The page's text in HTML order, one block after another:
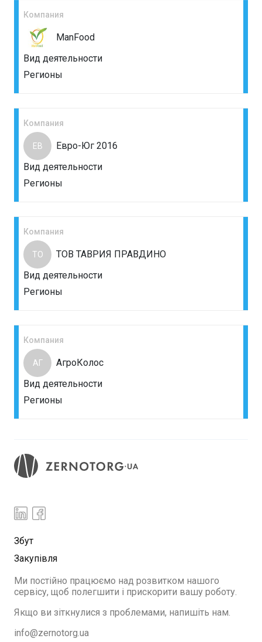
Компания
ManFood
Вид деятельности
Регионы
Компания
ЕВ
Евро-Юг 2016
Вид деятельности
Регионы
Компания
ТО
ТОВ ТАВРИЯ ПРАВДИНО
Вид деятельности
Регионы
Компания
АГ
АгроКолос
Вид деятельности
Регионы
Збут
Закупівля
Ми постійно працюємо над розвитком нашого
сервісу, щоб полегшити і прискорити вашу роботу.
Якщо ви зіткнулися з проблемами, напишіть нам.
info@zernotorg.ua